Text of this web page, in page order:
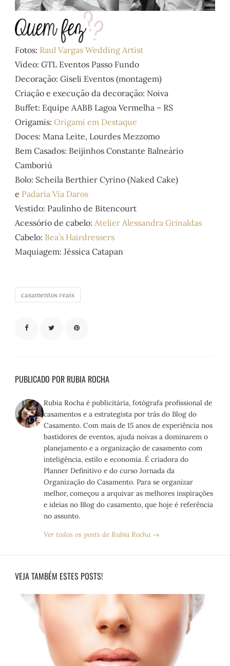
Fotos: Raul Vargas Wedding Artist
Video: GTL Eventos Passo Fundo
Decoração: Giseli Eventos (montagem)
Criação e execução da decoração: Noiva
Buffet: Equipe AABB Lagoa Vermelha – RS
Origamis:Origami em Destaque
Doces: Mana Leite, Lourdes Mezzomo
Bem Casados: Beijinhos Constante Balneário
Camboriú
Bolo: Scheila Berthier Cyrino (Naked Cake)
e Padaria Via Daros
Vestido: Paulinho de Bitencourt
Acessório de cabelo:Atelier Alessandra Grinaldas
Cabelo: Bea’s Hairdressers
Maquiagem: Jéssica Catapan
casamentos reais
PUBLICADO POR RUBIA ROCHA
Rubia Rocha é publicitária, fotógrafa profissional de
casamentos e a estrategista por trás do Blog do
Casamento. Com mais de 15 anos de experiência nos
bastidores de eventos, ajuda noivas a dominarem o
planejamento e a organização de casamento com
inteligência, estilo e economia. É criadora do
Planner Definitivo e do curso Jornada da
Organização do Casamento. Para se organizar
melhor, começou a arquivar as melhores inspirações
e ideias no Blog do casamento, que hoje é referência
no assunto.
Ver todos os posts de Rubia Rocha →
VEJA TAMBÉM ESTES POSTS!